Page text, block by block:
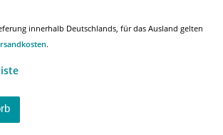
innerhalb Deutschlands, für das Ausland gelten
.